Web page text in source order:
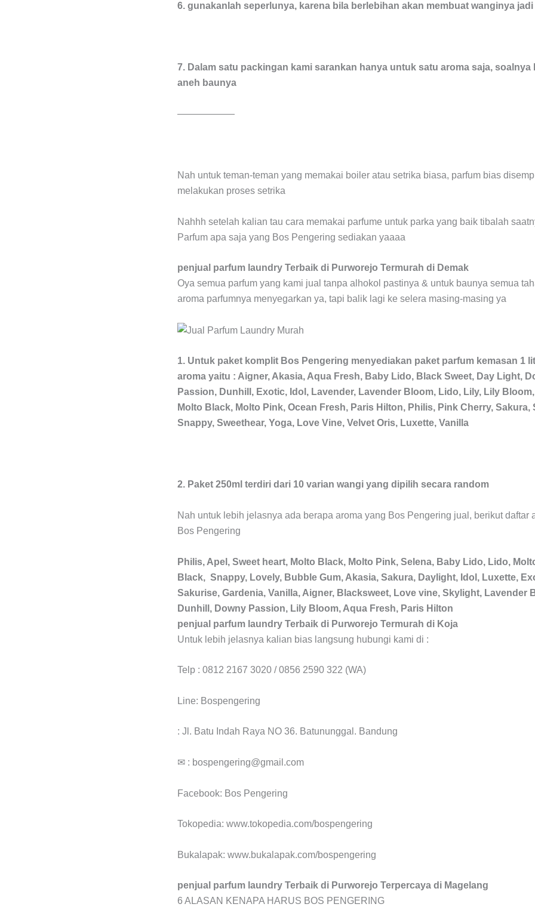
6. gunakanlah seperlunya, karena bila berlebihan akan membuat wanginya jadi
7. Dalam satu packingan kami sarankan hanya untuk satu aroma saja, soalnya
aneh baunya
——————
Nah untuk teman-teman yang memakai boiler atau setrika biasa, parfum bias
melakukan proses setrika
Nahhh setelah kalian tau cara memakai parfume untuk parka yang baik tibalah
Parfum apa saja yang Bos Pengering sediakan yaaaa
penjual parfum laundry Terbaik di Purworejo Termurah di Demak
Oya semua parfum yang kami jual tanpa alhokol pastinya & untuk baunya semua
aroma parfumnya menyegarkan ya, tapi balik lagi ke selera masing-masing ya
1. Untuk paket komplit Bos Pengering menyediakan paket parfum kemasan 1
aroma yaitu : Aigner, Akasia, Aqua Fresh, Baby Lido, Black Sweet, Day Light,
Passion, Dunhill, Exotic, Idol, Lavender, Lavender Bloom, Lido, Lily, Lily
Molto Black, Molto Pink, Ocean Fresh, Paris Hilton, Philis, Pink Cherry,
Snappy, Sweethear, Yoga, Love Vine, Velvet Oris, Luxette, Vanilla
2. Paket 250ml terdiri dari 10 varian wangi yang dipilih secara random
Nah untuk lebih jelasnya ada berapa aroma yang Bos Pengering jual, berikut daftar
Bos Pengering
Philis, Apel, Sweet heart, Molto Black, Molto Pink, Selena, Baby Lido, Lido,
Black, Snappy, Lovely, Bubble Gum, Akasia, Sakura, Daylight, Idol, Luxette,
Sakurise, Gardenia, Vanilla, Aigner, Blacksweet, Love vine, Skylight, Lavender
Dunhill, Downy Passion, Lily Bloom, Aqua Fresh, Paris Hilton
penjual parfum laundry Terbaik di Purworejo Termurah di Koja
Untuk lebih jelasnya kalian bias langsung hubungi kami di :
Telp : 0812 2167 3020 / 0856 2590 322 (WA)
Line: Bospengering
: Jl. Batu Indah Raya NO 36. Batununggal. Bandung
✉ : bospengering@gmail.com
Facebook: Bos Pengering
Tokopedia: www.tokopedia.com/bospengering
Bukalapak: www.bukalapak.com/bospengering
penjual parfum laundry Terbaik di Purworejo Terpercaya di Magelang
6 ALASAN KENAPA HARUS BOS PENGERING